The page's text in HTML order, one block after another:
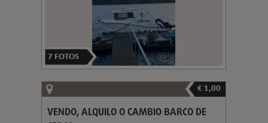
7 FOTOS
€ 1,00
VENDO, ALQUILO O CAMBIO BARCO DE